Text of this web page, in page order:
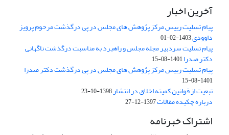
آخرین اخبار
پیام تسلیت رییس مرکز پژوهش های مجلس در پی درگذشت مرحوم پرویز
داوودی1403-02-01
پیام تسلیت سردبیر مجله مجلس و راهبرد به مناسبت درگذشت ناگهانی
دکتر صدرا1401-08-15
پیام تسلیت رییس مرکز پژوهش های مجلس در پی درگذشت دکتر صدرا
1401-08-15
تبعیت از قوانین کمیته اخلاق در انتشار1398-10-23
درباره چکیده مقالات1397-12-27
اشتراک خبرنامه